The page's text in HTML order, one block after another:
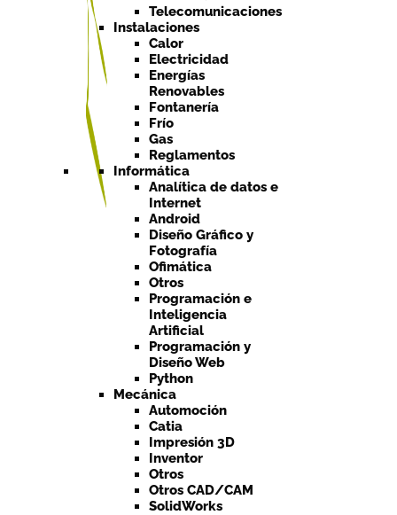
Telecomunicaciones
Instalaciones
Calor
Electricidad
Energías
Renovables
Fontanería
Frío
Gas
Reglamentos
Informática
Analítica de datos e
Internet
Android
Diseño Gráfico y
Fotografía
Ofimática
Otros
Programación e
Inteligencia
Artificial
Programación y
Diseño Web
Python
Mecánica
Automoción
Catia
Impresión 3D
Inventor
Otros
Otros CAD/CAM
SolidWorks